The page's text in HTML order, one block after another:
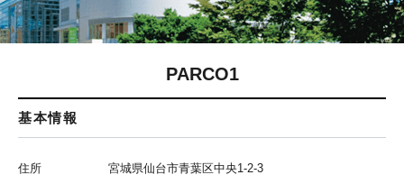
PARCO1
基本情報
住所 宮城県仙台市青葉区中央1-2-3